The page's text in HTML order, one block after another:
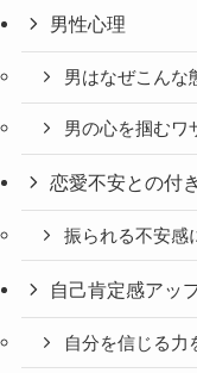
男性心理
男はなぜこんな
男の心を掴むワ
恋愛不安との付
振られる不安感
自己肯定感アッ
自分を信じる力